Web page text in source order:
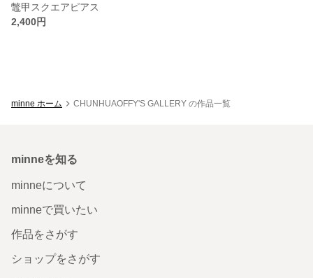
鼈甲スクエアピアス
2,400円
minne ホーム CHUNHUAOFFY'S GALLERY の作品一覧
minneを知る
minneについて
minneで買いたい
作品をさがす
ショップをさがす